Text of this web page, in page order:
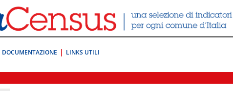
DOCUMENTAZIONE LINKS UTILI